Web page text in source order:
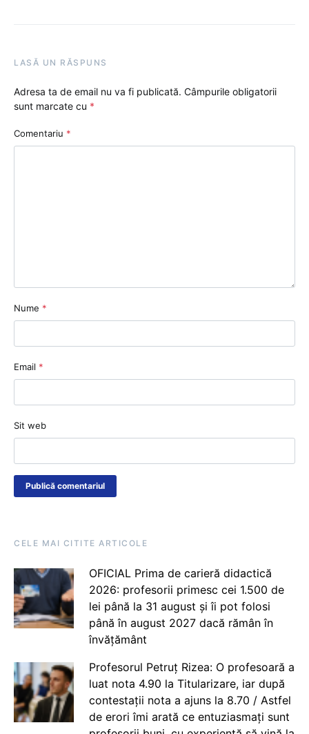
LASĂ UN RĂSPUNS
Adresa ta de email nu va fi publicată. Câmpurile obligatorii
sunt marcate cu *
Comentariu *
Nume *
Email *
Sit web
CELE MAI CITITE ARTICOLE
OFICIAL Prima de carieră didactică
2026: profesorii primesc cei 1.500 de
lei până la 31 august și îi pot folosi
până în august 2027 dacă rămân în
învățământ
Profesorul Petruț Rizea: O profesoară a
luat nota 4.90 la Titularizare, iar după
contestații nota a ajuns la 8.70 / Astfel
de erori îmi arată ce entuziasmați sunt